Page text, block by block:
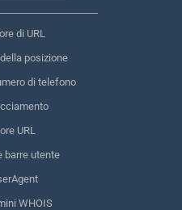
di URL
posizione
di telefono
URL
barre utente
WHOIS